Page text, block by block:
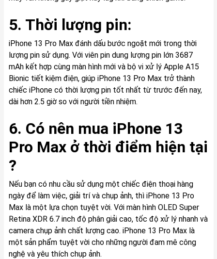
5. Thời lượng pin:
iPhone 13 Pro Max đánh dấu bước ngoặt mới trong thời
lượng pin sử dụng. Với viên pin dung lượng pin lớn 3687
mAh kết hợp cùng màn hình mới và bộ vi xử lý Apple A15
Bionic tiết kiệm điện, giúp iPhone 13 Pro Max trở thành
chiếc iPhone có thời lượng pin tốt nhất từ trước đến nay,
dài hơn 2.5 giờ so với người tiền nhiệm.
6. Có nên mua iPhone 13
Pro Max ở thời điểm hiện tại
?
Nếu bạn có nhu cầu sử dụng một chiếc điện thoại hàng
ngày để làm việc, giải trí và chụp ảnh, thì iPhone 13 Pro
Max là một lựa chọn tuyệt vời. Với màn hình OLED Super
Retina XDR 6.7 inch độ phân giải cao, tốc độ xử lý nhanh và
camera chụp ảnh chất lượng cao. iPhone 13 Pro Max là
một sản phẩm tuyệt vời cho những người đam mê công
nghệ và yêu thích chụp ảnh.